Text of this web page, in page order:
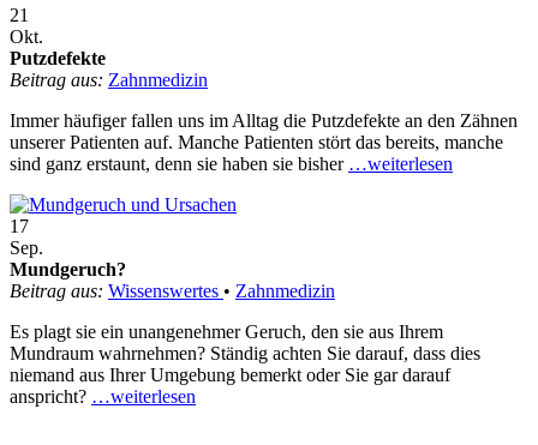
21
Okt.
Putzdefekte
Beitrag aus: Zahnmedizin
Immer häufiger fallen uns im Alltag die Putzdefekte an den Zähnen
unserer Patienten auf. Manche Patienten stört das bereits, manche
sind ganz erstaunt, denn sie haben sie bisher …weiterlesen
17
Sep.
Mundgeruch?
Beitrag aus: Wissenswertes • Zahnmedizin
Es plagt sie ein unangenehmer Geruch, den sie aus Ihrem
Mundraum wahrnehmen? Ständig achten Sie darauf, dass dies
niemand aus Ihrer Umgebung bemerkt oder Sie gar darauf
anspricht? …weiterlesen